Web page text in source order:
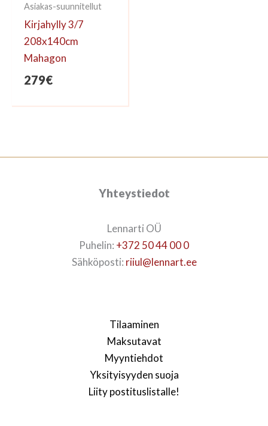
Asiakas-suunnitellut
Kirjahylly 3/7
208x140cm
Mahagon
279€
Yhteystiedot
Lennarti OÜ
Puhelin: +372 50 44 00 0
Sähköposti: riiul@lennart.ee
Tilaaminen
Maksutavat
Myyntiehdot
Yksityisyyden suoja
Liity postituslistalle!